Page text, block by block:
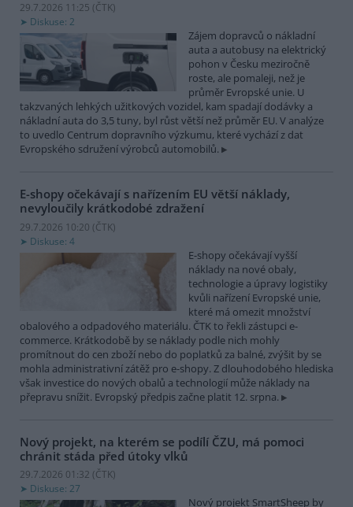
29.7.2026 11:25 (ČTK)
Diskuse: 2
Zájem dopravců o nákladní
auta a autobusy na elektrický
pohon v Česku meziročně
roste, ale pomaleji, než je
průměr Evropské unie. U
takzvaných lehkých užitkových vozidel, kam spadají dodávky a
nákladní auta do 3,5 tuny, byl růst větší než průměr EU. V analýze
to uvedlo Centrum dopravního výzkumu, které vychází z dat
Evropského sdružení výrobců automobilů.
E-shopy očekávají s nařízením EU větší náklady,
nevyloučily krátkodobé zdražení
29.7.2026 10:20 (ČTK)
Diskuse: 4
E-shopy očekávají vyšší
náklady na nové obaly,
technologie a úpravy logistiky
kvůli nařízení Evropské unie,
které má omezit množství
obalového a odpadového materiálu. ČTK to řekli zástupci e-
commerce. Krátkodobě by se náklady podle nich mohly
promítnout do cen zboží nebo do poplatků za balné, zvýšit by se
mohla administrativní zátěž pro e-shopy. Z dlouhodobého hlediska
však investice do nových obalů a technologií může náklady na
přepravu snížit. Evropský předpis začne platit 12. srpna.
Nový projekt, na kterém se podílí ČZU, má pomoci
chránit stáda před útoky vlků
29.7.2026 01:32 (ČTK)
Diskuse: 27
Nový projekt SmartSheep by